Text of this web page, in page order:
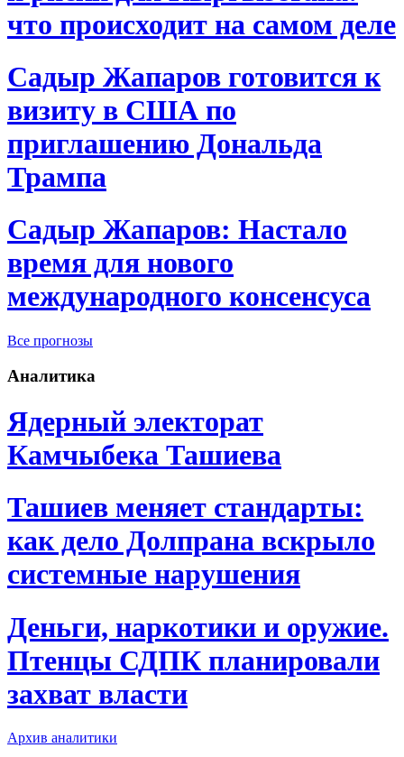
что происходит на самом деле
Садыр Жапаров готовится к
визиту в США по
приглашению Дональда
Трампа
Садыр Жапаров: Настало
время для нового
международного консенсуса
Все прогнозы
Аналитика
Ядерный электорат
Камчыбека Ташиева
Ташиев меняет стандарты:
как дело Долпрана вскрыло
системные нарушения
Деньги, наркотики и оружие.
Птенцы СДПК планировали
захват власти
Архив аналитики